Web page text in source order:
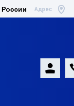
России Адрес